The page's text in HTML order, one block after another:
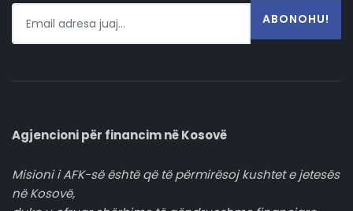
ABONOHU!
Agjencioni për financim në Kosovë
Misioni i AFK-së është që të përmirësoj kushtet e jetesës
në Kosovë,